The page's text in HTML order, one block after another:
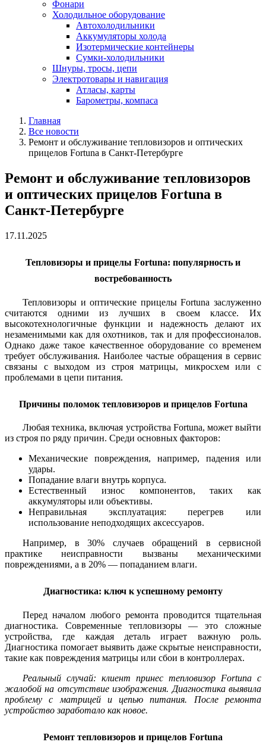
Фонари
Холодильное оборудование
Автохолодильники
Аккумуляторы холода
Изотермические контейнеры
Сумки-холодильники
Шнуры, тросы, цепи
Электротовары и навигация
Атласы, карты
Барометры, компаса
Главная
Все новости
Ремонт и обслуживание тепловизоров и оптических
прицелов Fortuna в Санкт-Петербурге
Ремонт и обслуживание тепловизоров
и оптических прицелов Fortuna в
Санкт-Петербурге
17.11.2025
Тепловизоры и прицелы Fortuna: популярность и
востребованность
Тепловизоры и оптические прицелы Fortuna заслуженно
считаются одними из лучших в своем классе. Их
высокотехнологичные функции и надежность делают их
незаменимыми как для охотников, так и для профессионалов.
Однако даже такое качественное оборудование со временем
требует обслуживания. Наиболее частые обращения в сервис
связаны с выходом из строя матрицы, микросхем или с
проблемами в цепи питания.
Причины поломок тепловизоров и прицелов Fortuna
Любая техника, включая устройства Fortuna, может выйти
из строя по ряду причин. Среди основных факторов:
Механические повреждения, например, падения или
удары.
Попадание влаги внутрь корпуса.
Естественный износ компонентов, таких как
аккумуляторы или объективы.
Неправильная эксплуатация: перегрев или
использование неподходящих аксессуаров.
Например, в 30% случаев обращений в сервисной
практике неисправности вызваны механическими
повреждениями, а в 20% — попаданием влаги.
Диагностика: ключ к успешному ремонту
Перед началом любого ремонта проводится тщательная
диагностика. Современные тепловизоры — это сложные
устройства, где каждая деталь играет важную роль.
Диагностика помогает выявить даже скрытые неисправности,
такие как повреждения матрицы или сбои в контроллерах.
Реальный случай: клиент принес тепловизор Fortuna с
жалобой на отсутствие изображения. Диагностика выявила
проблему с матрицей и цепью питания. После ремонта
устройство заработало как новое.
Ремонт тепловизоров и прицелов Fortuna